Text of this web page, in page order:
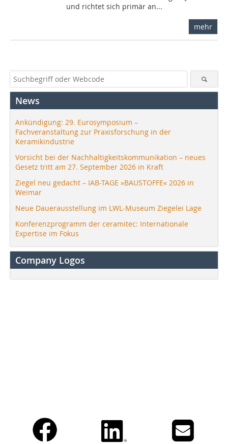
und richtet sich primär an...
mehr
News
Ankündigung: 29. Eurosymposium –
Fachveranstaltung zur Praxisforschung in der
Keramikindustrie
Vorsicht bei der Nachhaltigkeitskommunikation – neues
Gesetz tritt am 27. September 2026 in Kraft
Ziegel neu gedacht – IAB-TAGE »BAUSTOFFE« 2026 in
Weimar
Neue Dauerausstellung im LWL-Museum Ziegelei Lage
Konferenzprogramm der ceramitec: Internationale
Expertise im Fokus
Company Logos